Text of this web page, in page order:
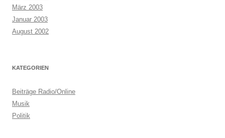
März 2003
Januar 2003
August 2002
KATEGORIEN
Beiträge Radio/Online
Musik
Politik